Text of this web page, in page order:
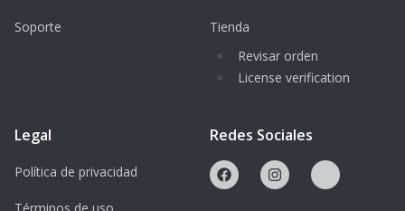
Soporte
Tienda
Revisar orden
License verification
Legal
Política de privacidad
Redes Sociales